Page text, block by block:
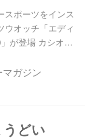
スポーツをインス
ウオッチ「エディ
が登場 カシオ計
スポーツウオッ
フィス)」の新製
年6月から発売す
ガジン
うどい